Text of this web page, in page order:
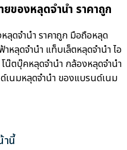
ของหลุดจำนำ ราคาถูก
ลุดจำนำ ราคาถูก มือถือหลุด
หลุดจำนำ แท็บเล็ตหลุดจำนำ ไอ
น๊ตบุ๊คหลุดจำนำ กล้องหลุดจำนำ
เนมหลุดจำนำ ของแบรนด์เนม
านี้